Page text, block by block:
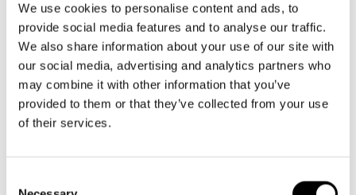
We use cookies to personalise content and ads, to
provide social media features and to analyse our traffic.
We also share information about your use of our site with
our social media, advertising and analytics partners who
may combine it with other information that you’ve
provided to them or that they’ve collected from your use
of their services.
Samu-Jussi Koski
Pukusuunnittelu
Hanna Mikander
Äänisuunnittelu ja
musiikki
Valosuunnittelu
Maskeeraussuunnittelu